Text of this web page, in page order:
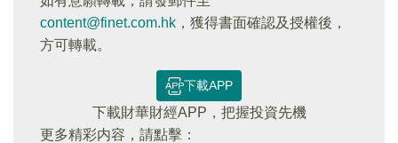
content@finet.com.hk ，獲得書面確認及授權後，
方可轉載。
下載APP
下載財華財經APP，把握投資先機
更多精彩内容，請點擊：